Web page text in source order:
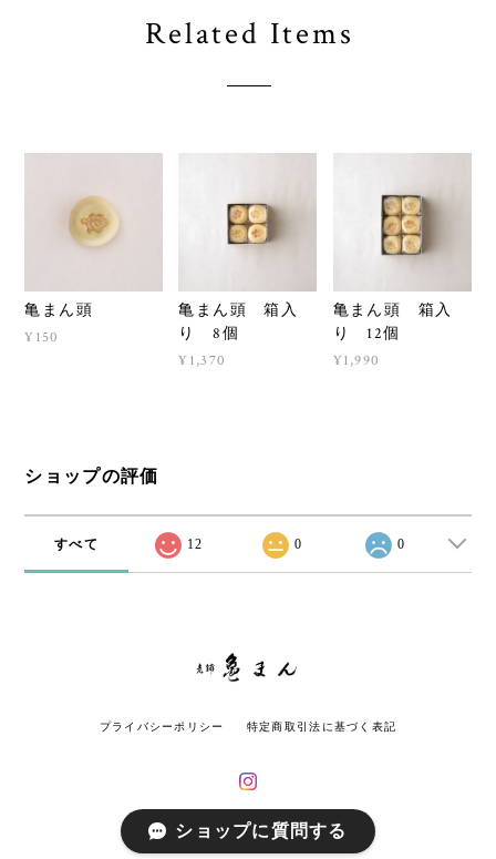
Related Items
亀まん頭
¥150
亀まん頭 箱入
り 8個
¥1,370
亀まん頭 箱入
り 12個
¥1,990
ショップの評価
すべて 12 0 0
プライバシーポリシー 特定商取引法に基づく表記
© 老舗 亀まん All rights reserved.
ショップに質問する